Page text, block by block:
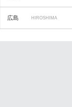
広島 HIROSHIMA